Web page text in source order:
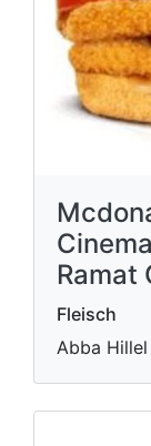
Ramat
Fleisch
Abba Hillel